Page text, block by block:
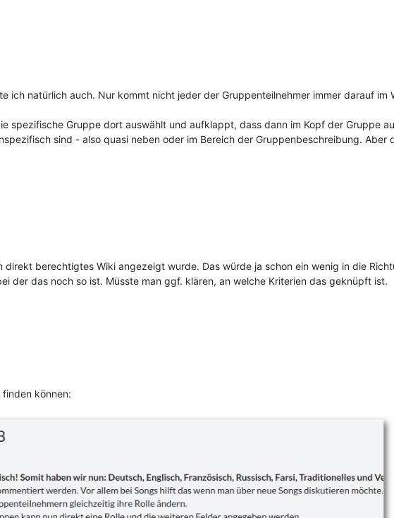
ich natürlich auch. Nur kommt nicht jeder der Gruppenteilnehmer immer darauf im
spezifische Gruppe dort auswählt und aufklappt, dass dann im Kopf der Gruppe
sind - also quasi neben oder im Bereich der Gruppenbeschreibung. Aber
direkt berechtigtes Wiki angezeigt wurde. Das würde ja schon ein wenig in die
der das noch so ist. Müsste man ggf. klären, an welche Kriterien das geknüpft ist.
können: